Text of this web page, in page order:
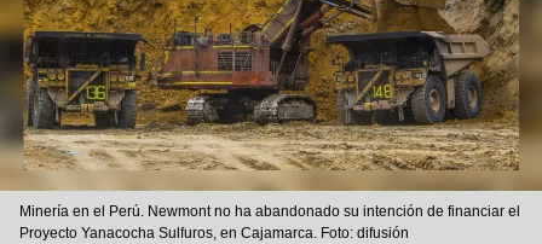
Minería en el Perú. Newmont no ha abandonado su intención de financiar el
Proyecto Yanacocha Sulfuros, en Cajamarca. Foto: difusión